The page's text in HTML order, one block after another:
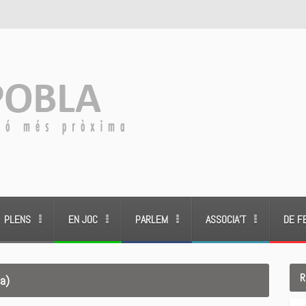
PLENS EN JOC PARLEM ASSOCIA’T DE